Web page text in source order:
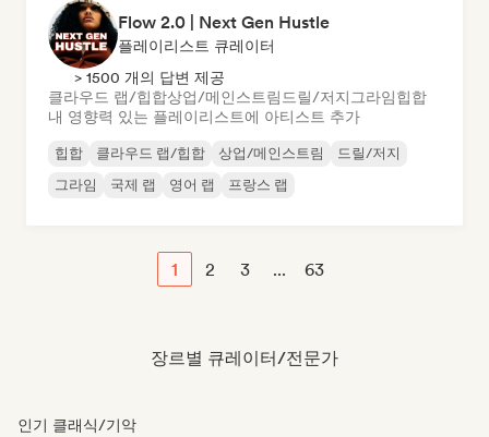
Flow 2.0 | Next Gen Hustle
플레이리스트 큐레이터
> 1500 개의 답변 제공
클라우드 랩/힙합상업/메인스트림 드릴/저지 그라임힙합
내 영향력 있는 플레이리스트에 아티스트 추가
힙합 클라우드 랩/힙합 상업/메인스트림
드릴/저지
그라임
국제 랩 영어 랩 프랑스 랩
1 2 3 ... 63
장르별 큐레이터/전문가
인기 클래식/기악